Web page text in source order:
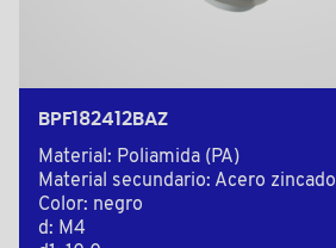
BPF182412BAZ
Material: Poliamida (PA)
Material secundario: Acero zincado
Color: negro
d: M4